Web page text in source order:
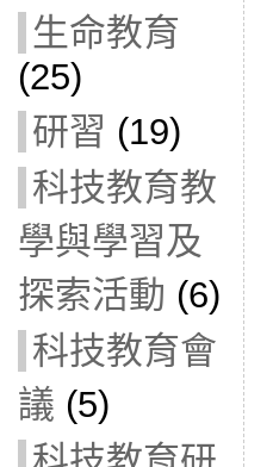
生命教育
(25)
研習 (19)
科技教育教
學與學習及
探索活動 (6)
科技教育會
議 (5)